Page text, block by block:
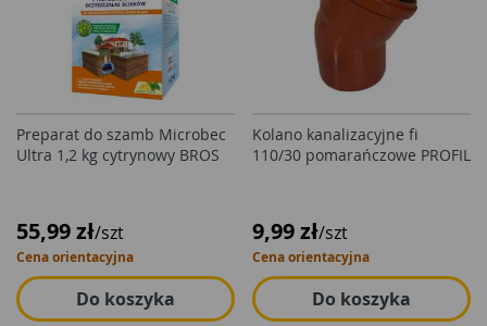
Preparat do szamb Microbec
Ultra 1,2 kg cytrynowy BROS
55,99 zł/szt
Cena orientacyjna
Do koszyka
Kolano kanalizacyjne fi
110/30 pomarańczowe PROFIL
9,99 zł/szt
Cena orientacyjna
Do koszyka